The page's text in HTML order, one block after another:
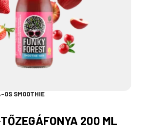
OS SMOOTHIE
200 ML